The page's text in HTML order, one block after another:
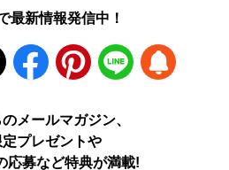
最新情報発信中！
Facebook Pinterest LINE
メールマガジン、
プレゼントや
応募など特典が満載!